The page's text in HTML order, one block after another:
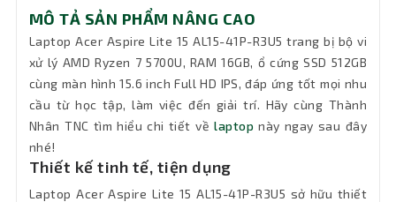
Chip AI Không
Ổ đĩa
quang
(DVD)
Không DVD
Pin 58Wh 3-cell
Keyboard Tiêu chuẩn
MÔ TẢ SẢN PHẨM NÂNG CAO
Laptop Acer Aspire Lite 15 AL15-41P-R3U5 trang bị bộ vi
xử lý AMD Ryzen 7 5700U, RAM 16GB, ổ cứng SSD 512GB
cùng màn hình 15.6 inch Full HD IPS, đáp ứng tốt mọi nhu
cầu từ học tập, làm việc đến giải trí. Hãy cùng Thành
Nhân TNC tìm hiểu chi tiết vềlaptop này ngay sau đây
nhé!
Thiết kế tinh tế, tiện dụng
Laptop Acer Aspire Lite 15 AL15-41P-R3U5 sở hữu thiết